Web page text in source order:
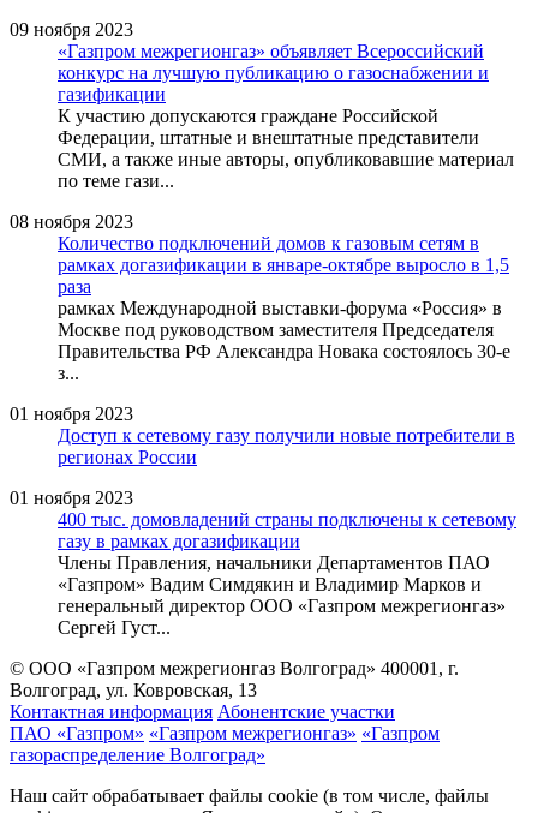
09 ноября 2023
«Газпром межрегионгаз» объявляет Всероссийский
конкурс на лучшую публикацию о газоснабжении и
газификации
К участию допускаются граждане Российской
Федерации, штатные и внештатные представители
СМИ, а также иные авторы, опубликовавшие материал
по теме гази...
08 ноября 2023
Количество подключений домов к газовым сетям в
рамках догазификации в январе-октябре выросло в 1,5
раза
рамках Международной выставки-форума «Россия» в
Москве под руководством заместителя Председателя
Правительства РФ Александра Новака состоялось 30-е
з...
01 ноября 2023
Доступ к сетевому газу получили новые потребители в
регионах России
01 ноября 2023
400 тыс. домовладений страны подключены к сетевому
газу в рамках догазификации
Члены Правления, начальники Департаментов ПАО
«Газпром» Вадим Симдякин и Владимир Марков и
генеральный директор ООО «Газпром межрегионгаз»
Сергей Густ...
© ООО «Газпром межрегионгаз Волгоград» 400001, г.
Волгоград, ул. Ковровская, 13
Контактная информация Абонентские участки
ПАО «Газпром» «Газпром межрегионгаз» «Газпром
газораспределение Волгоград»
Наш сайт обрабатывает файлы cookie (в том числе, файлы